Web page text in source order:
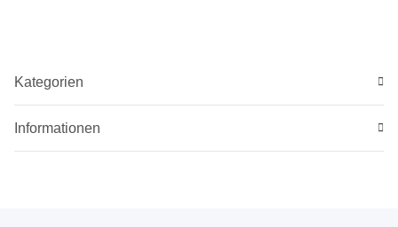
Kategorien
Informationen